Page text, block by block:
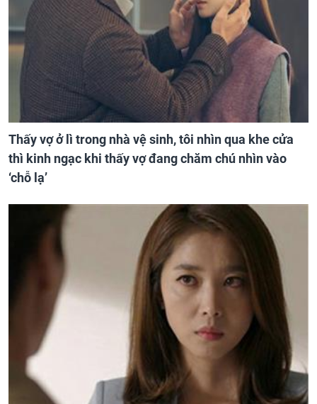
Thấy vợ ở lì trong nhà vệ sinh, tôi nhìn qua khe cửa
thì kinh ngạc khi thấy vợ đang chăm chú nhìn vào
‘chỗ lạ’